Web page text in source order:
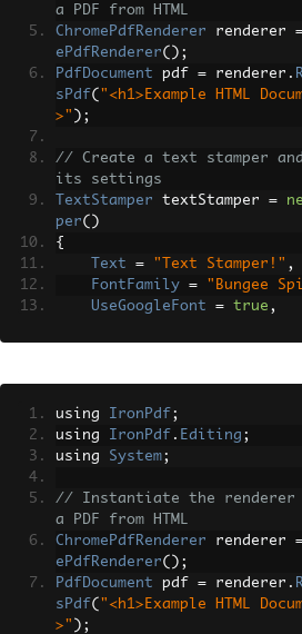
a PDF from HTML
ChromePdfRenderer renderer
ePdfRenderer();
PdfDocument pdf = renderer .
sPdf( "<h1>Example HTML
>" );
// Create a text stamper
its settings
TextStamper textStamper =
per()
{
Text
= "Text Stamper!" ,
FontFamily
= "Bungee
UseGoogleFont
= true ,
ent .Top,
};
pdf .ApplyStamp textStamper);
pdf.SaveAs "stampText.pdf"
using IronPdf ;
using IronPdf . Editing ;
using System;
// Instantiate the renderer
a PDF from HTML
ChromePdfRenderer renderer
ePdfRenderer();
PdfDocument pdf = renderer .
sPdf( "<h1>Example HTML
>" );